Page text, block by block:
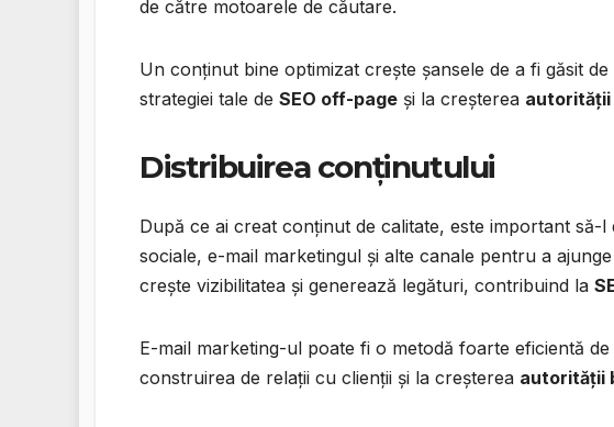
de către motoarele de căutare.
Un conținut bine optimizat crește șansele de a fi găsit
strategiei tale de SEO off-page și la creșterea autorității
Distribuirea conținutului
După ce ai creat conținut de calitate, este important să-
sociale, e-mail marketingul și alte canale pentru a
crește vizibilitatea și generează legături, contribuind la
E-mail marketing-ul poate fi o metodă foarte eficientă
construirea de relații cu clienții și la creșterea autorității